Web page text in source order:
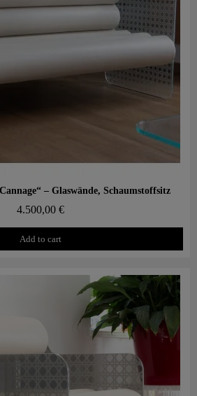
Aperçu rapide– Glaswände, Schaumstoffsitz
4.500,00 €
Add to cart